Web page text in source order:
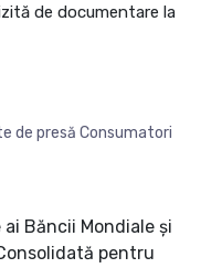
de presă Consumatori
Băncii Mondiale și
pentru